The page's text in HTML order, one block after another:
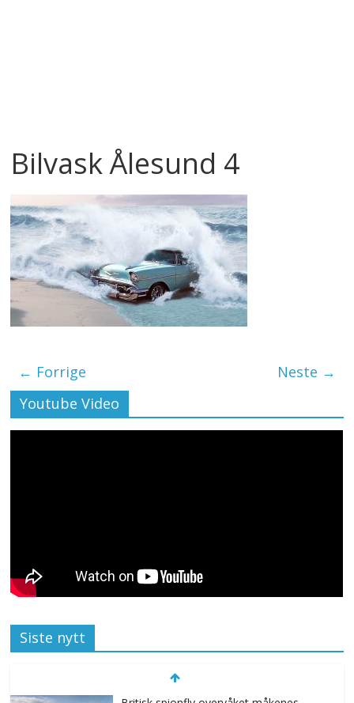
Bilvask Ålesund 4
← Forrige
Neste →
Youtube Video
Siste nytt